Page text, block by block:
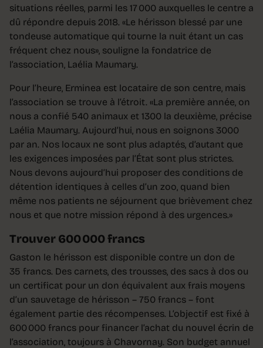
situations réelles, parmi les 17 000 auxquelles le centre a
dû répondre depuis 2018. «Le hérisson blessé par une
tondeuse automatique qui tourne la nuit étant un cas
fréquent chez nous», souligne la fondatrice de
l’association, Laélia Maumary.
Pour l’heure, Erminea est locataire de son centre, mais
l’association se trouve à l’étroit. «La première année, on
nous a confié 540 animaux et 1300 la deuxième, précise
Laélia Maumary. Aujourd’hui, nous en soignons 3000
par an. Nos locaux ne sont plus adaptés, d’autant que
les exigences imposées par l’État sont plus strictes.
Nous devons aujourd’hui proposer des conditions de
détention identiques à celles d’un zoo, quand bien
même nos patients ne séjournent que brièvement chez
nous et que notre mission répond à des urgences.»
Trouver 600 000 francs
Gaston le hérisson est disponible contre un don de
35 francs. Des carnets, des trousses, des sacs à dos ou
un certificat pour un don équivalent aux frais moyens
d’un sauvetage de hérisson – 750 francs – font
également partie des récompenses. L’objectif est fixé à
600 000 francs pour financer l’achat du nouvel écrin de
l’association, toujours à Chavornay. Son budget annuel